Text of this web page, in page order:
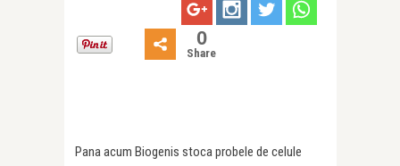
0
Share
Pana acum Biogenis stoca probele de celule